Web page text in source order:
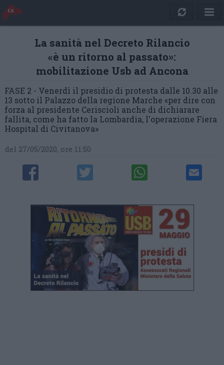
La sanità nel Decreto Rilancio
«è un ritorno al passato»:
mobilitazione Usb ad Ancona
FASE 2 - Venerdì il presidio di protesta dalle 10.30 alle
13 sotto il Palazzo della regione Marche «per dire con
forza al presidente Ceriscioli anche di dichiarare
fallita, come ha fatto la Lombardia, l'operazione Fiera
Hospital di Civitanova»
del 27/05/2020, ore 11:50